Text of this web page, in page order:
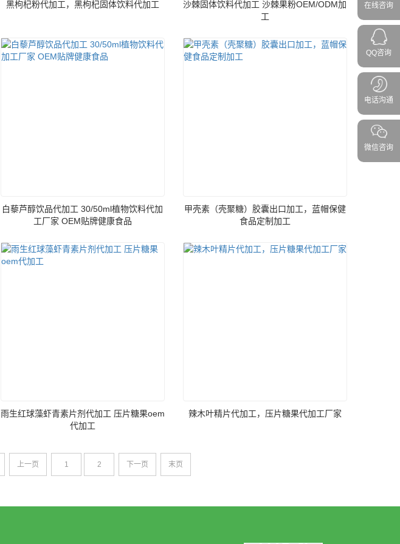
黑枸杞粉代加工，黑枸杞固体饮料代加工
沙棘固体饮料代加工 沙棘果粉OEM/ODM加
工
白藜芦醇饮品代加工 30/50ml植物饮料代加
工厂家 OEM贴牌健康食品
甲壳素（壳聚糖）胶囊出口加工，蓝帽保健
食品定制加工
雨生红球藻虾青素片剂代加工 压片糖果oem
代加工
辣木叶精片代加工，压片糖果代加工厂家
上一页 1 2 下一页 末页
在线咨询
QQ咨询
电话沟通
微信咨询